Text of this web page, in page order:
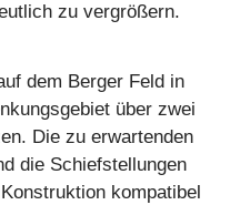
zu vergrößern.
dem Berger Feld in
über zwei
Die zu erwartenden
die Schiefstellungen
kompatibel